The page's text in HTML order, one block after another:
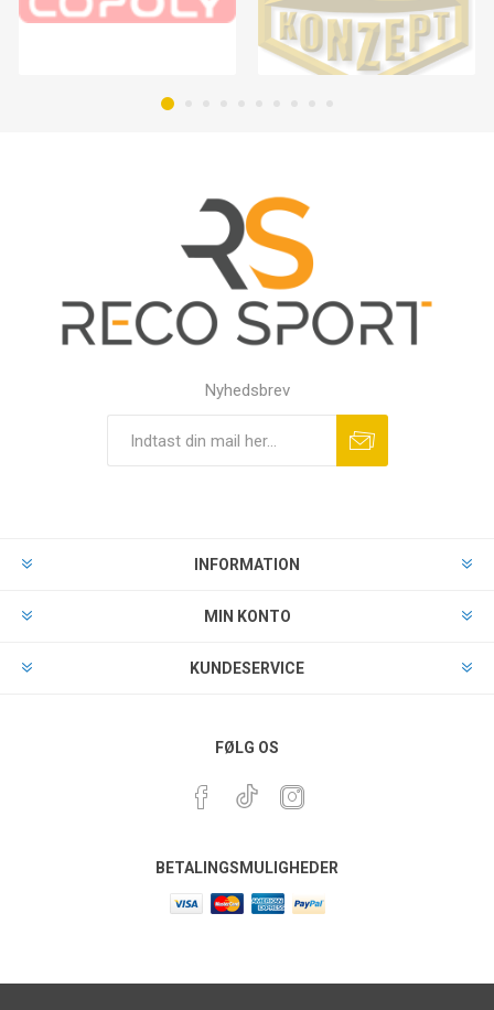
Nyhedsbrev
INFORMATION
MIN KONTO
KUNDESERVICE
FØLG OS
BETALINGSMULIGHEDER